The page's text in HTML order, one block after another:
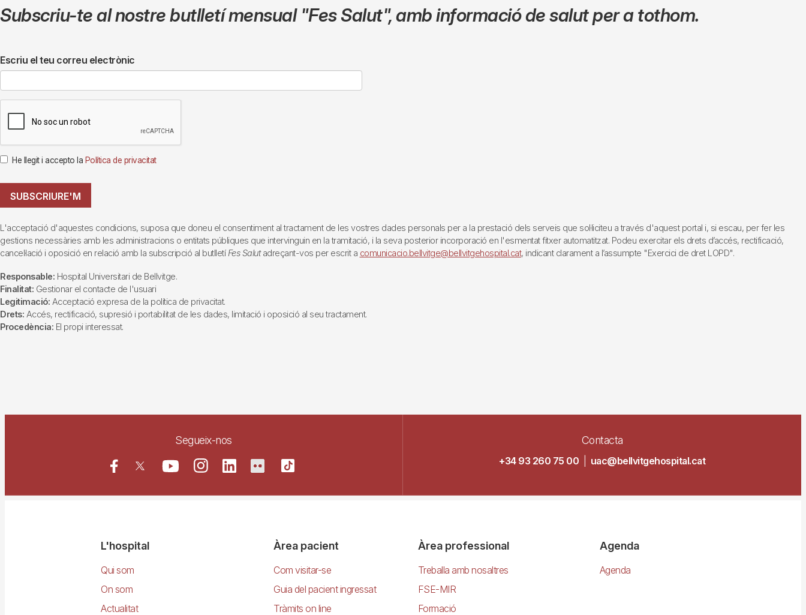
Subscriu-te al nostre butlletí mensual "Fes Salut",amb informació de salut per a tothom.
Escriu el teu correu electrònic
He llegit i accepto la Política de privacitat
SUBSCRIURE'M
L'acceptació d'aquestes condicions, suposa que doneu el consentiment al tractament de les vostres dades personals per a la prestació dels serveis que sol·liciteu a través d'aquest portal i, si escau, per fer les
gestions necessàries amb les administracions o entitats públiques que intervinguin en la tramitació, i la seva posterior incorporació en l'esmentat fitxer automatitzat. Podeu exercitar els drets d’accés, rectificació,
cancel·lació i oposició en relació amb la subscripció al butlletí Fes Salutadreçant-vos per escrit a comunicacio.bellvitge@bellvitgehospital.cat, indicant clarament a l’assumpte "Exercici de dret LOPD".
Responsable: Hospital Universitari de Bellvitge.
Finalitat: Gestionar el contacte de l'usuari
Legitimació: Acceptació expresa de la política de privacitat.
Drets: Accés, rectificació, supresió i portabilitat de les dades, limitació i oposició al seu tractament.
Procedència: El propi interessat.
Segueix-nos Contacta
+34 93 260 75 00 uac@bellvitgehospital.cat
NavegacióL'hospital
Qui som
On som
Actualitat
Àrea pacient
Com visitar-se
Guia del pacient ingressat
Tràmits on line
Àrea professional
Treballa amb nosaltres
FSE-MIR
Formació
Agenda
Agenda